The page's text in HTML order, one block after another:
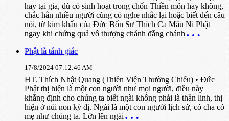
hay tại gia, dù có sinh hoạt trong chốn Thiền môn hay không,
chắc hẳn nhiều người cũng có nghe nhắc lại hoặc biết đến câu
nói, từ kim khẩu của Đức Bổn Sư Thích Ca Mâu Ni Phật
ngay khi chứng quả vô thượng chánh đẳng chánh
Phật là tánh giác
17/8/2024 07:12:46 AM
HT. Thích Nhật Quang (Thiền Viện Thường Chiếu) • Đức
Phật thị hiện là một con người như mọi người, điều này
khẳng định cho chúng ta biết ngài không phải là thần linh, thị
hiện ở núi non kỳ dị. Ngài là một con người lịch sử, có cha có
mẹ như chúng ta. Lớn lên ngài